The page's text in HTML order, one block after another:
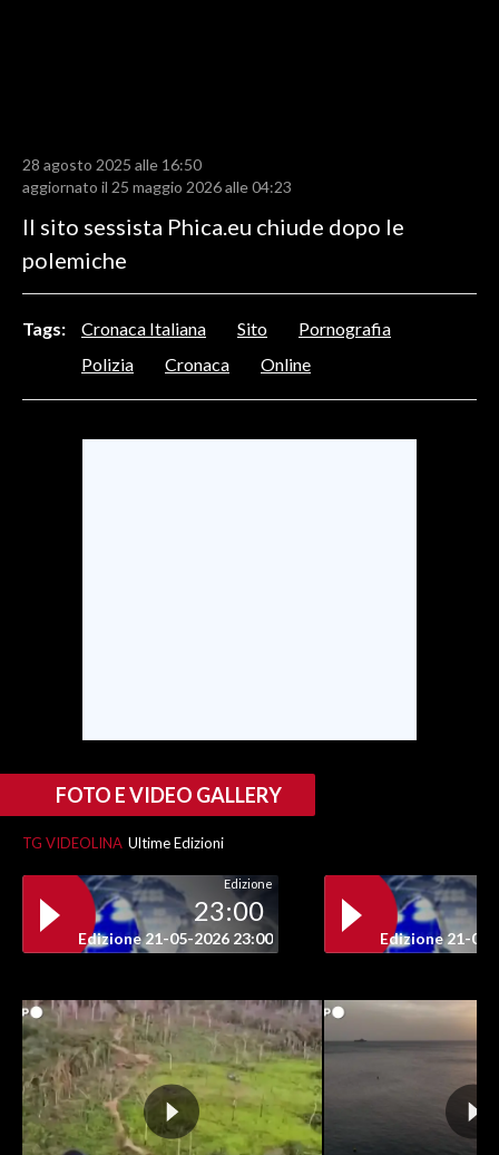
CALCIO
CALCIO REGIONALE
BASKET
VOLLEY
MOTORI
TENNIS
ALTRI SPORT
#CARAUNIONE
INSULARITÀ
ABBONATI
ANNUNCI
NECROLOGI
PUBBLICITÀ
SPIAGGE
28 agosto 2025 alle 16:50
aggiornato il 25 maggio 2026 alle 04:23
Il sito sessista Phica.eu chiude dopo le
polemiche
Tags: Cronaca Italiana Sito
Pornografia
Polizia
Cronaca Online
FOTO E VIDEO GALLERY
TG VIDEOLINA Ultime Edizioni
Edizione
23:00
Edizione 21-05-2026 23:00 Edizione 21-05-